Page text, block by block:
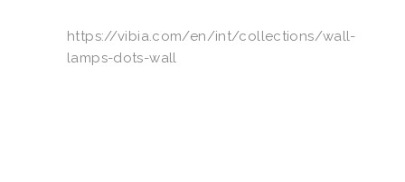
https://vibia.com/en/int/collections/wall-
lamps-dots-wall